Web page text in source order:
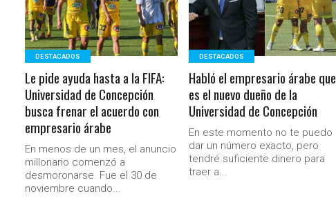
DESTACADOS
Le pide ayuda hasta a la FIFA:
Universidad de Concepción
busca frenar el acuerdo con
empresario árabe
En menos de un mes, el anuncio
millonario comenzó a
desmoronarse. Fue el 30 de
noviembre cuando...
DESTACADOS
Habló el empresario árabe que
es el nuevo dueño de la
Universidad de Concepción
En este momento no te puedo
dar un número exacto, pero
tendré suficiente dinero para
traer a...